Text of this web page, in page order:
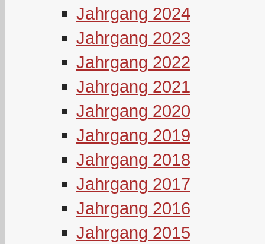
Jahrgang 2024
Jahrgang 2023
Jahrgang 2022
Jahrgang 2021
Jahrgang 2020
Jahrgang 2019
Jahrgang 2018
Jahrgang 2017
Jahrgang 2016
Jahrgang 2015